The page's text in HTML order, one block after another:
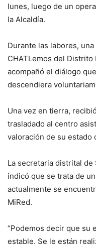
lunes, luego de un
la Alcaldía.
Durante las labores,
CHATLemos del
acompañó el diálogo
descendiera
Una vez en tierra,
trasladado al centro
valoración de su estado
La secretaria distrital de
indicó que se trata de
actualmente se
MiRed.
“Podemos decir que su
estable. Se le están